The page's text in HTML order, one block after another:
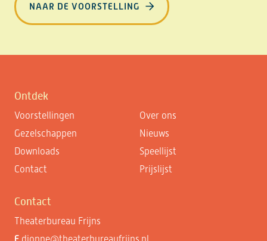
NAAR DE VOORSTELLING
Ontdek
Voorstellingen
Over ons
Gezelschappen
Nieuws
Downloads
Speellijst
Contact
Prijslijst
Contact
Theaterbureau Frijns
E dionne@theaterbureaufrijns.nl